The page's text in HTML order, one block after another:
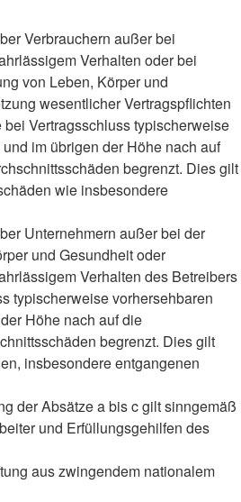
Verbrauchern außer bei
Verhalten oder bei
von Leben, Körper und
wesentlicher Vertragspflichten
Vertragsschluss typischerweise
im übrigen der Höhe nach auf
begrenzt. Dies gilt
wie insbesondere
Unternehmern außer bei der
und Gesundheit oder
Verhalten des Betreibers
typischerweise vorhersehbaren
Höhe nach auf die
begrenzt. Dies gilt
insbesondere entgangenen
der Absätze a bis c gilt sinngemäß
und Erfüllungsgehilfen des
aus zwingendem nationalem